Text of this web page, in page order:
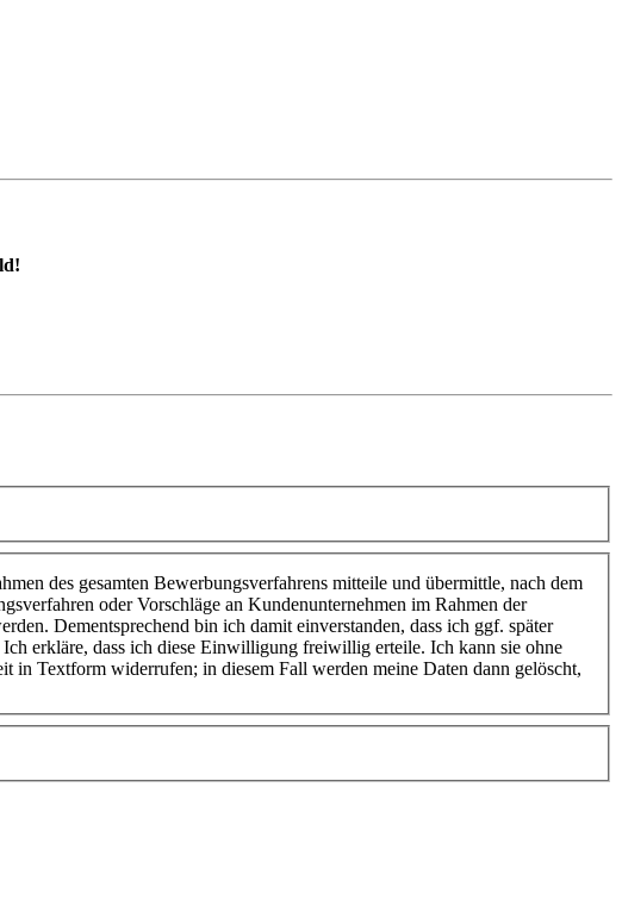
des gesamten Bewerbungsverfahrens mitteile und übermittle, nach dem
oder Vorschläge an Kundenunternehmen im Rahmen der
Dementsprechend bin ich damit einverstanden, dass ich ggf. später
erkläre, dass ich diese Einwilligung freiwillig erteile. Ich kann sie ohne
in Textform widerrufen; in diesem Fall werden meine Daten dann gelöscht,